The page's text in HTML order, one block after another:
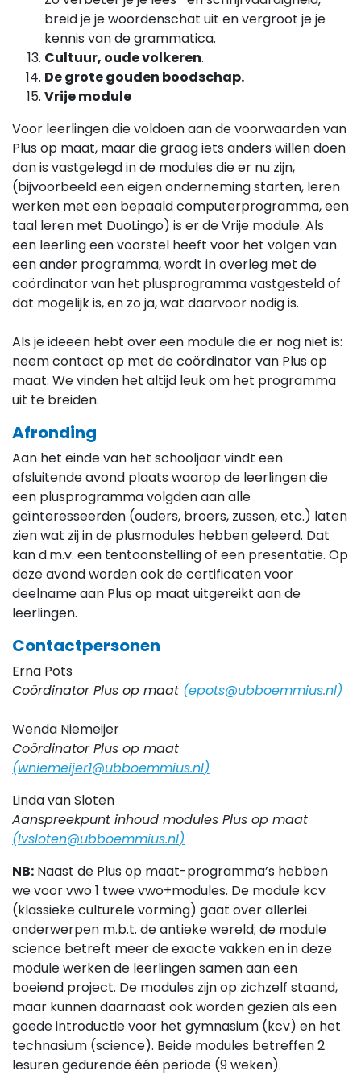
breid je je woordenschat uit en vergroot je je
kennis van de grammatica.
Cultuur, oude volkeren.
De grote gouden boodschap.
Vrije module
Voor leerlingen die voldoen aan de voorwaarden van
Plus op maat, maar die graag iets anders willen doen
dan is vastgelegd in de modules die er nu zijn,
(bijvoorbeeld een eigen onderneming starten, leren
werken met een bepaald computerprogramma, een
taal leren met DuoLingo) is er de Vrije module. Als
een leerling een voorstel heeft voor het volgen van
een ander programma, wordt in overleg met de
coördinator van het plusprogramma vastgesteld of
dat mogelijk is, en zo ja, wat daarvoor nodig is.
Als je ideeën hebt over een module die er nog niet is:
neem contact op met de coördinator van Plus op
maat. We vinden het altijd leuk om het programma
uit te breiden.
Afronding
Aan het einde van het schooljaar vindt een
afsluitende avond plaats waarop de leerlingen die
een plusprogramma volgden aan alle
geïnteresseerden (ouders, broers, zussen, etc.) laten
zien wat zij in de plusmodules hebben geleerd. Dat
kan d.m.v. een tentoonstelling of een presentatie. Op
deze avond worden ook de certificaten voor
deelname aan Plus op maat uitgereikt aan de
leerlingen.
Contactpersonen
Erna Pots
Coördinator Plus op maat (epots@ubboemmius.nl)
Wenda Niemeijer
Coördinator Plus op maat
(wniemeijer1@ubboemmius.nl)
Linda van Sloten
Aanspreekpunt inhoud modules Plus op maat
(lvsloten@ubboemmius.nl)
NB: Naast de Plus op maat-programma’s hebben
we voor vwo 1 twee vwo+modules. De module kcv
(klassieke culturele vorming) gaat over allerlei
onderwerpen m.b.t. de antieke wereld; de module
science betreft meer de exacte vakken en in deze
module werken de leerlingen samen aan een
boeiend project. De modules zijn op zichzelf staand,
maar kunnen daarnaast ook worden gezien als een
goede introductie voor het gymnasium (kcv) en het
technasium (science). Beide modules betreffen 2
lesuren gedurende één periode (9 weken).